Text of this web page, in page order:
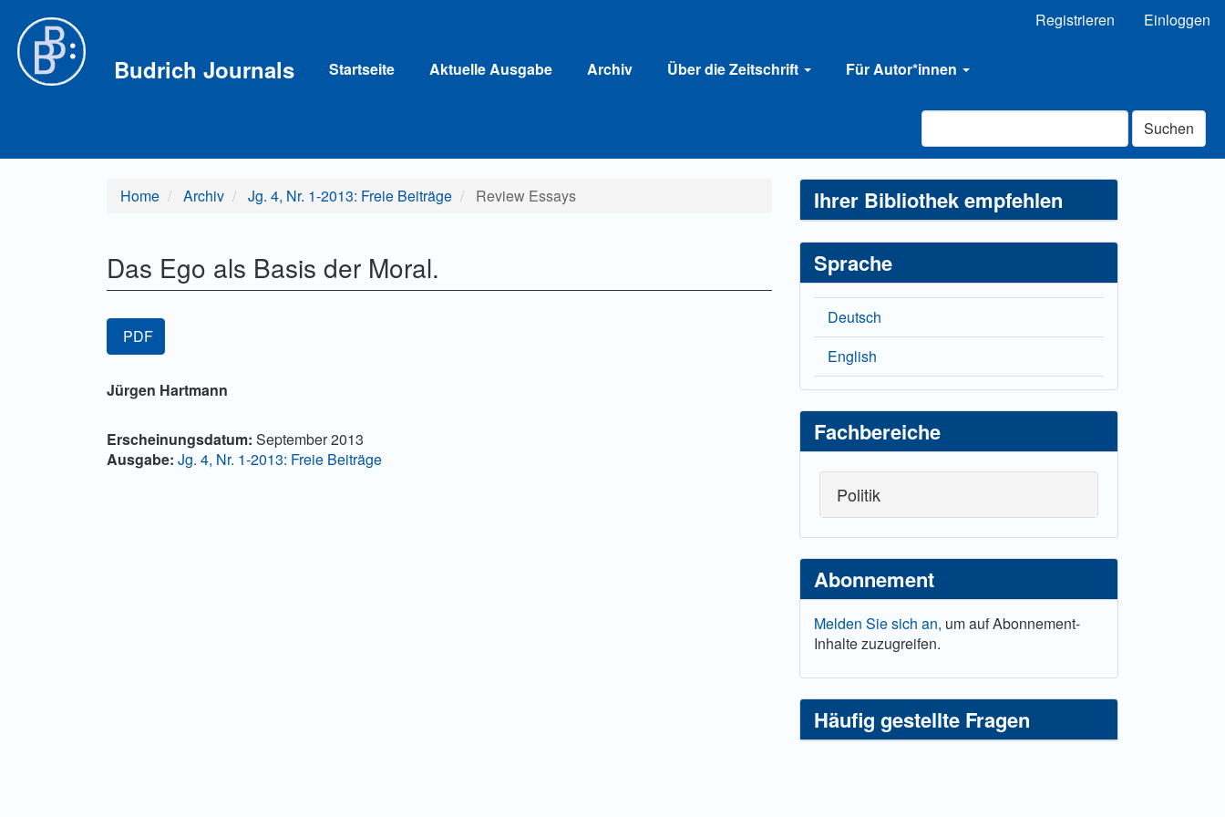
Hauptinhalt
Sidebar
Registrieren Einloggen
Budrich Journals Startseite Aktuelle Ausgabe Archiv Über die Zeitschrift Für Autor*innen
Suchen
Home Archiv Jg. 4, Nr. 1-2013: Freie Beiträge Review Essays
Das Ego als Basis der Moral.
Artikel-
Sidebar
PDF
Hauptsächlicher
Jürgen Hartmann
Artikel-
Details
Erscheinungsdatum: September 2013
Ausgabe: Jg. 4, Nr. 1-2013: Freie Beiträge
Ihrer Bibliothek empfehlen
Sprache
Deutsch
English
Fachbereiche
Politik
Abonnement
Melden Sie sich an, um auf Abonnement-
Inhalte zuzugreifen.
Häufig gestellte Fragen